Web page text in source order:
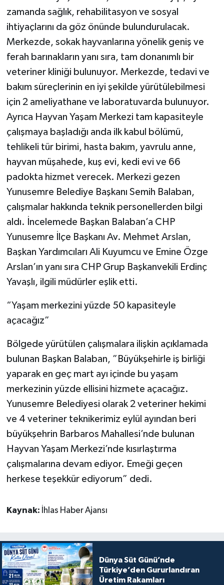
zamanda sağlık, rehabilitasyon ve sosyal
ihtiyaçlarını da göz önünde bulundurulacak.
Merkezde, sokak hayvanlarına yönelik geniş ve
ferah barınakların yanı sıra, tam donanımlı bir
veteriner kliniği bulunuyor. Merkezde, tedavi ve
bakım süreçlerinin en iyi şekilde yürütülebilmesi
için 2 ameliyathane ve laboratuvarda bulunuyor.
Ayrıca Hayvan Yaşam Merkezi tam kapasiteyle
çalışmaya başladığı anda ilk kabul bölümü,
tehlikeli tür birimi, hasta bakım, yavrulu anne,
hayvan müşahede, kuş evi, kedi evi ve 66
padokta hizmet verecek. Merkezi gezen
Yunusemre Belediye Başkanı Semih Balaban,
çalışmalar hakkında teknik personellerden bilgi
aldı. İncelemede Başkan Balaban’a CHP
Yunusemre İlçe Başkanı Av. Mehmet Arslan,
Başkan Yardımcıları Ali Kuyumcu ve Emine Özge
Arslan’ın yanı sıra CHP Grup Başkanvekili Erdinç
Yavaşlı, ilgili müdürler eşlik etti.
“Yaşam merkezini yüzde 50 kapasiteyle
açacağız”
Bölgede yürütülen çalışmalara ilişkin açıklamada
bulunan Başkan Balaban, ”Büyükşehirle iş birliği
yaparak en geç mart ayı içinde bu yaşam
merkezinin yüzde ellisini hizmete açacağız.
Yunusemre Belediyesi olarak 2 veteriner hekimi
ve 4 veteriner teknikerimiz eylül ayından beri
büyükşehrin Barbaros Mahallesi’nde bulunan
Hayvan Yaşam Merkezi’nde kısırlaştırma
çalışmalarına devam ediyor. Emeği geçen
herkese teşekkür ediyorum” dedi.
Kaynak: İhlas Haber Ajansı
Dünya Süt Günü’nde
Türkiye’den Gururlandıran
Üretim Rakamları